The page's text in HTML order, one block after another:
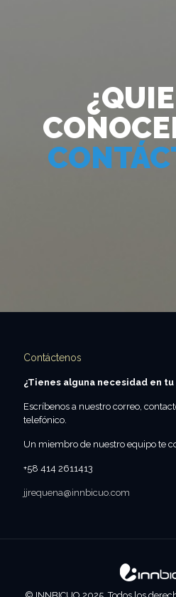
Contáctenos
¿Tienes alguna necesidad en
Escríbenos a nuestro correo,
telefónico.
Un miembro de nuestro equipo te
+58 414 2611413
jjrequena@innbicuo.com